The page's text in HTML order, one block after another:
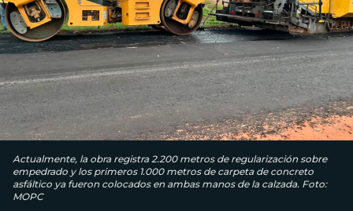
Actualmente, la obra registra 2.200 metros de regularización sobre
empedrado y los primeros 1.000 metros de carpeta de concreto
asfáltico ya fueron colocados en ambas manos de la calzada. Foto:
MOPC